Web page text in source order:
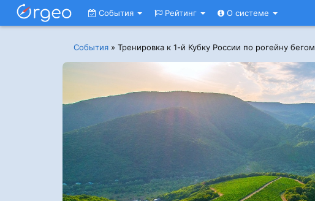
События Рейтинг О системе
События » Тренировка к 1-й Кубку России по рогейну бегом